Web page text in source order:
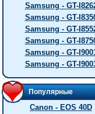
Samsung - GT-
Samsung - GT-
Samsung - GT-
Samsung - GT-
Samsung - GT-
Samsung - GT-
Популярные
Canon - EOS 40D